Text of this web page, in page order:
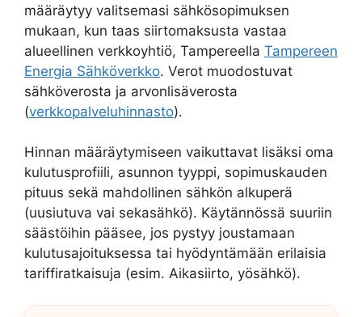
määräytyy valitsemasi sähkösopimuksen
mukaan, kun taas siirtomaksusta vastaa
alueellinen verkkoyhtiö, Tampereella Tampereen
Energia Sähköverkko. Verot muodostuvat
sähköverosta ja arvonlisäverosta
(verkkopalveluhinnasto).
Hinnan määräytymiseen vaikuttavat lisäksi oma
kulutusprofiili, asunnon tyyppi, sopimuskauden
pituus sekä mahdollinen sähkön alkuperä
(uusiutuva vai sekasähkö). Käytännössä suuriin
säästöihin pääsee, jos pystyy joustamaan
kulutusajoituksessa tai hyödyntämään erilaisia
tariffiratkaisuja (esim. Aikasiirto, yösähkö).